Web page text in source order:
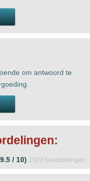
om antwoord te
/ 10) 1923 beoordelingen